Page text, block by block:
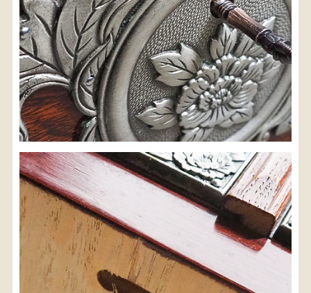
検索
人気の検索キーワード
2557 2471 2678 2729 2925 b2770